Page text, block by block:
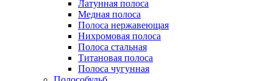
Латунная полоса
Медная полоса
Полоса нержавеющая
Нихромовая полоса
Полоса стальная
Титановая полоса
Полоса чугунная